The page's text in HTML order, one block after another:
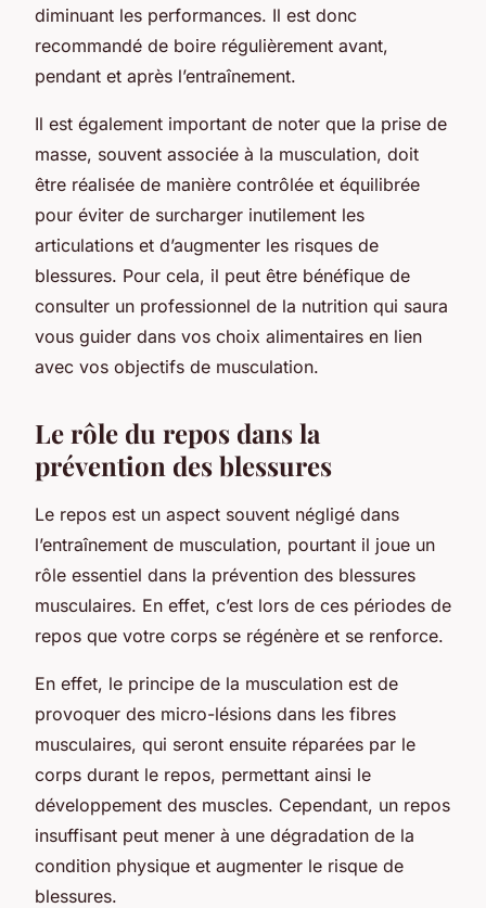
diminuant les performances. Il est donc
recommandé de boire régulièrement avant,
pendant et après l’entraînement.
Il est également important de noter que la prise de
masse, souvent associée à la musculation, doit
être réalisée de manière contrôlée et équilibrée
pour éviter de surcharger inutilement les
articulations et d’augmenter les risques de
blessures. Pour cela, il peut être bénéfique de
consulter un professionnel de la nutrition qui saura
vous guider dans vos choix alimentaires en lien
avec vos objectifs de musculation.
Le rôle du repos dans la
prévention des blessures
Le repos est un aspect souvent négligé dans
l’entraînement de musculation, pourtant il joue un
rôle essentiel dans la prévention des blessures
musculaires. En effet, c’est lors de ces périodes de
repos que votre corps se régénère et se renforce.
En effet, le principe de la musculation est de
provoquer des micro-lésions dans les fibres
musculaires, qui seront ensuite réparées par le
corps durant le repos, permettant ainsi le
développement des muscles. Cependant, un repos
insuffisant peut mener à une dégradation de la
condition physique et augmenter le risque de
blessures.